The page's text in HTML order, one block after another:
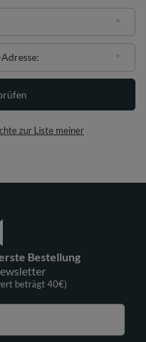
zur Liste meiner
Bestellung
beträgt 40€)